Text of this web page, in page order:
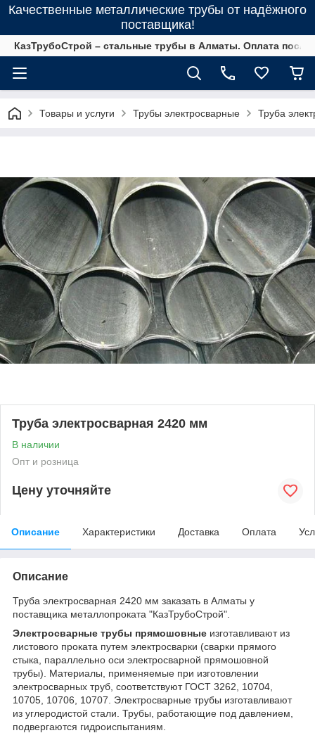
Качественные металлические трубы от надёжного
поставщика!
КазТрубоСтрой – стальные трубы в Алматы. Оплата
Товары и услуги Трубы электросварные Труба
Труба электросварная 2420 мм
В наличии
Опт и розница
Цену уточняйте
Описание Характеристики Доставка Оплата
Описание
Труба электросварная 2420 мм заказать в Алматы у
поставщика металлопроката "КазТрубоСтрой".
Электросварные трубы прямошовные изготавливают из
листового проката путем электросварки (сварки прямого
стыка, параллельно оси электросварной прямошовной
трубы). Материалы, применяемые при изготовлении
электросварных труб, соответствуют ГОСТ 3262, 10704,
10705, 10706, 10707. Электросварные трубы изготавливают
из углеродистой стали. Трубы, работающие под давлением,
подвергаются гидроиспытаниям.